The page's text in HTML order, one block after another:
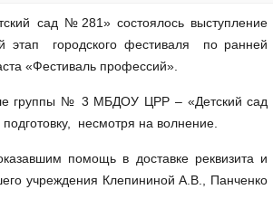
сад №281» состоялось выступление
этап городского фестиваля по ранней
«Фестиваль профессий».
группы № 3 МБДОУ ЦРР – «Детский сад
несмотря на волнение.
помощь в доставке реквизита и
учреждения Клепининой А.В., Панченко